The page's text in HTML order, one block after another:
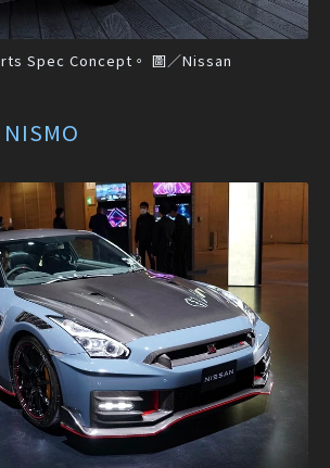
Spec Concept。 圖／Nissan
NISMO